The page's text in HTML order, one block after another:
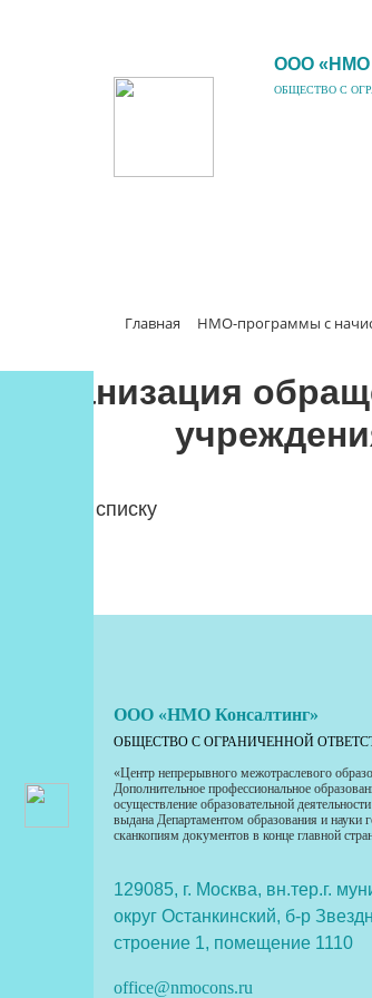
ООО «НМО
ОБЩЕСТВО С
Главная НМО-программы с
Организация
Возврат к списку
ООО «НМО Консалтинг»
ОБЩЕСТВО С ОГРАНИЧЕННОЙ
«Центр непрерывного межотраслевого
Дополнительное профессиональное
осуществление образовательной
выдана Департаментом образования и науки
сканкопиям документов в конце главной
129085, г. Москва, вн.тер.г.
округ Останкинский, б-р
строение 1, помещение 1110
office@nmocons.ru